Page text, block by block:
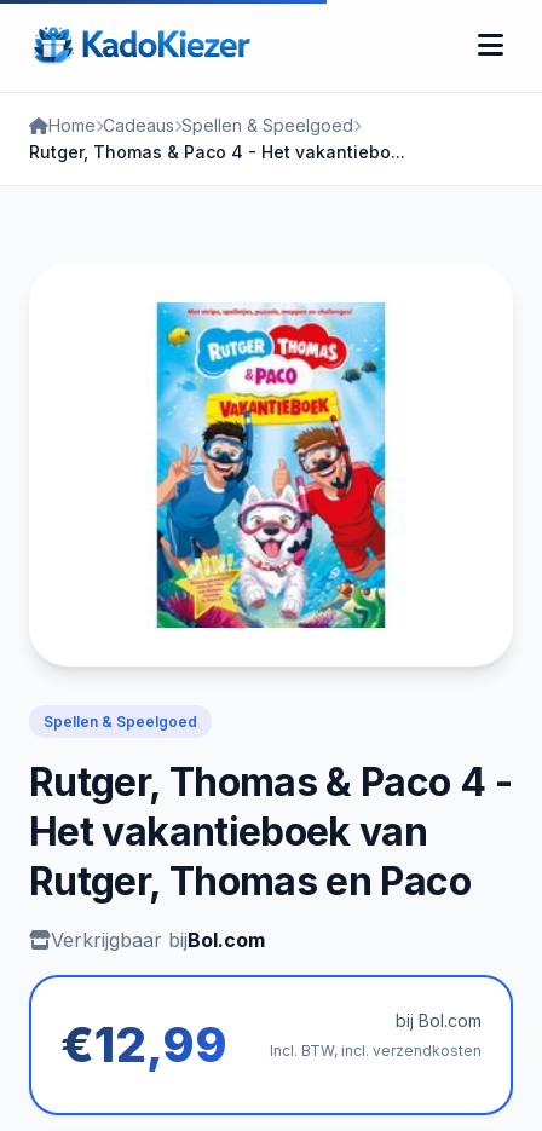
Home Cadeaus Spellen & Speelgoed
Rutger, Thomas & Paco 4 - Het vakantiebo...
Spellen & Speelgoed
Rutger, Thomas & Paco 4 -
Het vakantieboek van
Rutger, Thomas en Paco
Verkrijgbaar bijBol.com
€12,99 bij Bol.com
Incl. BTW, incl. verzendkosten